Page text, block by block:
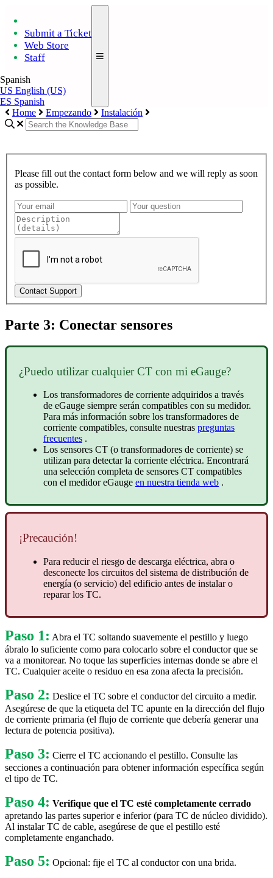
Submit a Ticket
Web Store
Staff
Spanish
US English (US)
ES Spanish
Home
Empezando Instalación
Please fill out the contact form below and we will reply as soon
as possible.
Contact Support
Parte 3: Conectar sensores
¿Puedo utilizar cualquier CT con mi eGauge?
Los transformadores de corriente adquiridos a través
de eGauge siempre serán compatibles con su medidor.
Para más información sobre los transformadores de
corriente compatibles, consulte nuestras preguntas
frecuentes .
Los sensores CT (o transformadores de corriente) se
utilizan para detectar la corriente eléctrica. Encontrará
una selección completa de sensores CT compatibles
con el medidor eGauge en nuestra tienda web .
¡Precaución!
Para reducir el riesgo de descarga eléctrica, abra o
desconecte los circuitos del sistema de distribución de
energía (o servicio) del edificio antes de instalar o
reparar los TC.
Paso 1: Abra el TC soltando suavemente el pestillo y luego
ábralo lo suficiente como para colocarlo sobre el conductor que se
va a monitorear. No toque las superficies internas donde se abre el
TC. Cualquier aceite o residuo en esa zona afecta la precisión.
Paso 2: Deslice el TC sobre el conductor del circuito a medir.
Asegúrese de que la etiqueta del TC apunte en la dirección del flujo
de corriente primaria (el flujo de corriente que debería generar una
lectura de potencia positiva).
Paso 3: Cierre el TC accionando el pestillo. Consulte las
secciones a continuación para obtener información específica según
el tipo de TC.
Paso 4: Verifique que el TC esté completamente cerrado
apretando las partes superior e inferior (para TC de núcleo dividido).
Al instalar TC de cable, asegúrese de que el pestillo esté
completamente enganchado.
Paso 5: Opcional: fije el TC al conductor con una brida.